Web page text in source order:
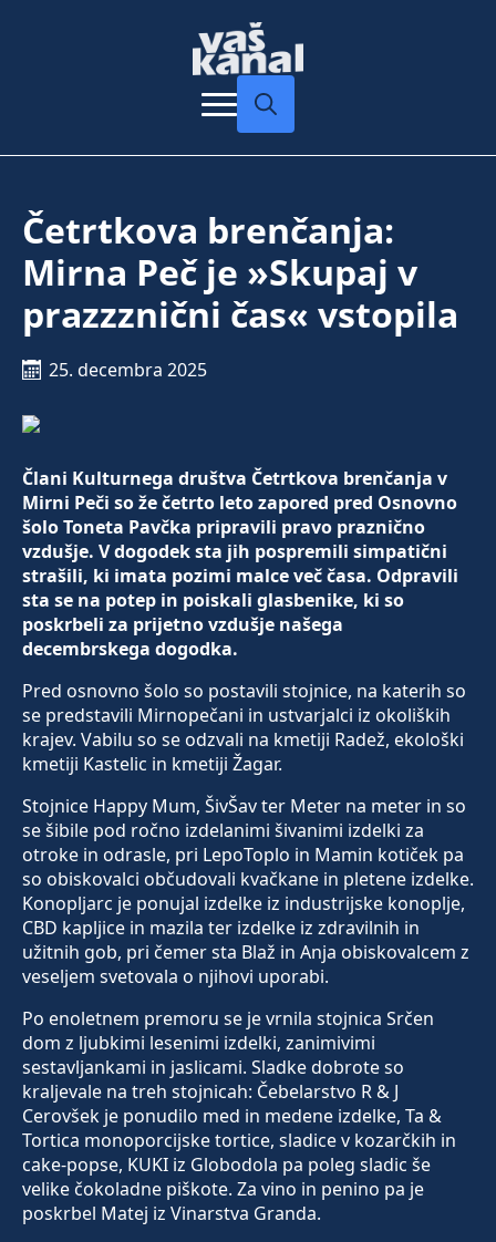
Četrtkova brenčanja:
Mirna Peč je »Skupaj v
prazzznični čas« vstopila
25. decembra 2025
Člani Kulturnega društva Četrtkova brenčanja v
Mirni Peči so že četrto leto zapored pred Osnovno
šolo Toneta Pavčka pripravili pravo praznično
vzdušje. V dogodek sta jih pospremili simpatični
strašili, ki imata pozimi malce več časa. Odpravili
sta se na potep in poiskali glasbenike, ki so
poskrbeli za prijetno vzdušje našega
decembrskega dogodka.
Pred osnovno šolo so postavili stojnice, na katerih so
se predstavili Mirnopečani in ustvarjalci iz okoliških
krajev. Vabilu so se odzvali na kmetiji Radež, ekološki
kmetiji Kastelic in kmetiji Žagar.
Stojnice Happy Mum, ŠivŠav ter Meter na meter in so
se šibile pod ročno izdelanimi šivanimi izdelki za
otroke in odrasle, pri LepoToplo in Mamin kotiček pa
so obiskovalci občudovali kvačkane in pletene izdelke.
Konopljarc je ponujal izdelke iz industrijske konoplje,
CBD kapljice in mazila ter izdelke iz zdravilnih in
užitnih gob, pri čemer sta Blaž in Anja obiskovalcem z
veseljem svetovala o njihovi uporabi.
Po enoletnem premoru se je vrnila stojnica Srčen
dom z ljubkimi lesenimi izdelki, zanimivimi
sestavljankami in jaslicami. Sladke dobrote so
kraljevale na treh stojnicah: Čebelarstvo R & J
Cerovšek je ponudilo med in medene izdelke, Ta &
Tortica monoporcijske tortice, sladice v kozarčkih in
cake-popse, KUKI iz Globodola pa poleg sladic še
velike čokoladne piškote. Za vino in penino pa je
poskrbel Matej iz Vinarstva Granda.